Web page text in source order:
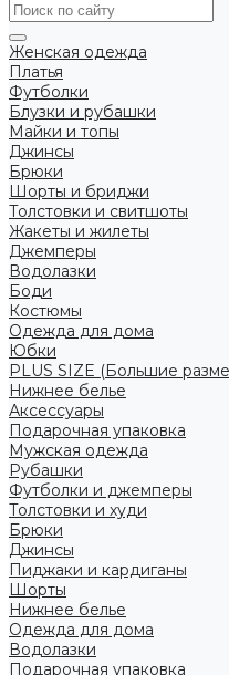
Женская одежда
Платья
Футболки
Блузки и рубашки
Майки и топы
Джинсы
Брюки
Шорты и бриджи
Толстовки и свитшоты
Жакеты и жилеты
Джемперы
Водолазки
Боди
Костюмы
Одежда для дома
Юбки
PLUS SIZE (Большие
Нижнее белье
Аксессуары
Подарочная упаковка
Мужская одежда
Рубашки
Футболки и джемперы
Толстовки и худи
Брюки
Джинсы
Пиджаки и кардиганы
Шорты
Нижнее белье
Одежда для дома
Водолазки
Подарочная упаковка